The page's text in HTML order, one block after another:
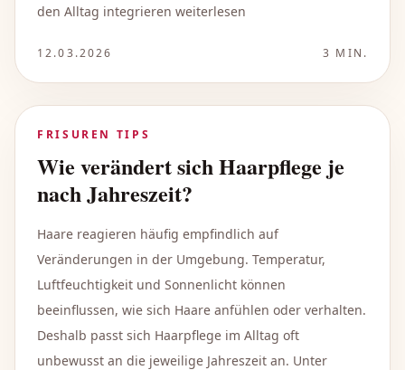
den Alltag integrieren weiterlesen
12.03.2026 3 MIN.
FRISUREN TIPS
Wie verändert sich Haarpflege je
nach Jahreszeit?
Haare reagieren häufig empfindlich auf
Veränderungen in der Umgebung. Temperatur,
Luftfeuchtigkeit und Sonnenlicht können
beeinflussen, wie sich Haare anfühlen oder verhalten.
Deshalb passt sich Haarpflege im Alltag oft
unbewusst an die jeweilige Jahreszeit an. Unter